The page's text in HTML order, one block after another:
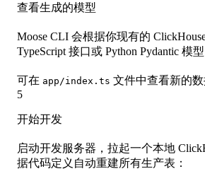
查看生成的模型
Moose CLI 会根据你现有的
TypeScript 接口或 Python Pydantic 模型
可在 app/index.ts 文件中查看新的数
5
开始开发
启动开发服务器，拉起一个本地
据代码定义自动重建所有生产表：